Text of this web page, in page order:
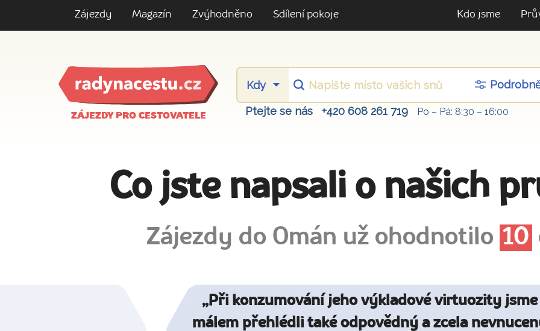
Zájezdy Magazín Zvýhodněno Sdílení pokoje Kdo jsme
ZÁJEZDY PRO CESTOVATELE Ptejte se nás +420 608 261 719 Po – Pá: 8:30 – 16:00
Co jste napsali o našich
Zájezdy do Omán už ohodnotilo 10
„Při konzumování jeho výkladové virtuozity jsme
málem přehlédli také odpovědný a zcela